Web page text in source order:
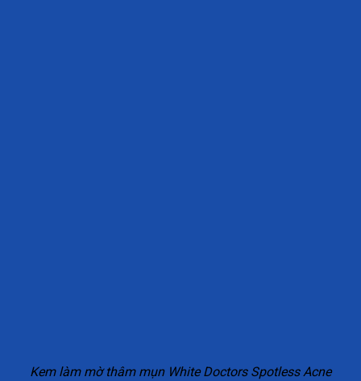
Kem làm mờ thâm mụn White Doctors Spotless Acne